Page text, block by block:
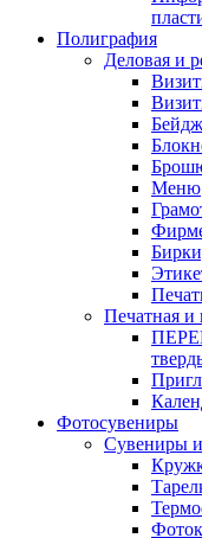
Полиграфия
Деловая и
Меню
Печатная и
Фотосувениры
Сувениры